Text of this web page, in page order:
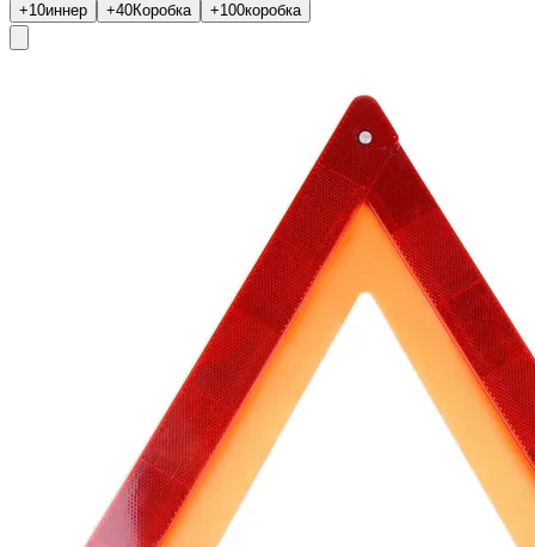
+10иннер +40Коробка +100коробка